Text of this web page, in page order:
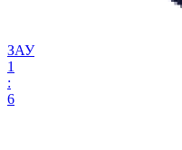
ЗАУ
1
:
6